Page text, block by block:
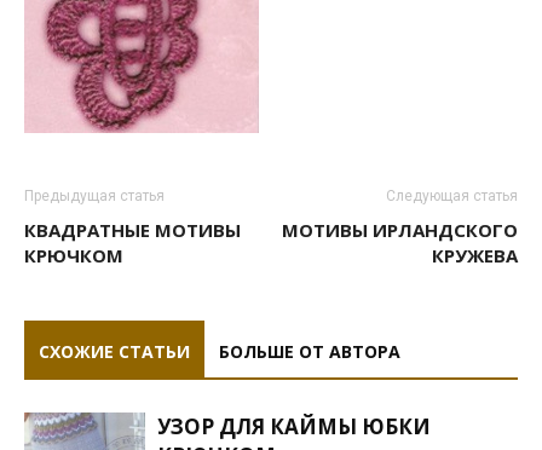
Предыдущая статья
КВАДРАТНЫЕ МОТИВЫ
КРЮЧКОМ
Следующая статья
МОТИВЫ ИРЛАНДСКОГО
КРУЖЕВА
СХОЖИЕ СТАТЬИ БОЛЬШЕ ОТ АВТОРА
УЗОР ДЛЯ КАЙМЫ ЮБКИ